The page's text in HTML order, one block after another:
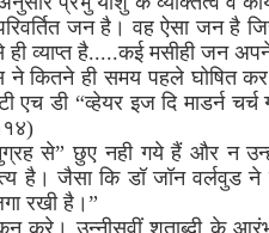
जन है। वह ऐसा जन है
व्याप्त है.....कई मसीही जन
कितने ही समय पहले घोषित कर
डी “व्हेयर इज दि माडर्न चर्च
से” छुए नही गये हैं और न
है। जैसा कि डॉ जॉन वर्लवुड
रखी है।”
करे। उन्नीसवीं शताब्दी के